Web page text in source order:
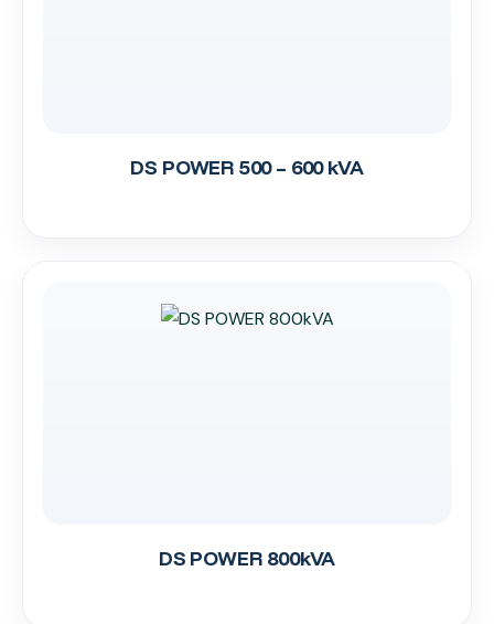
DS POWER 500 – 600 kVA
DS POWER 800kVA